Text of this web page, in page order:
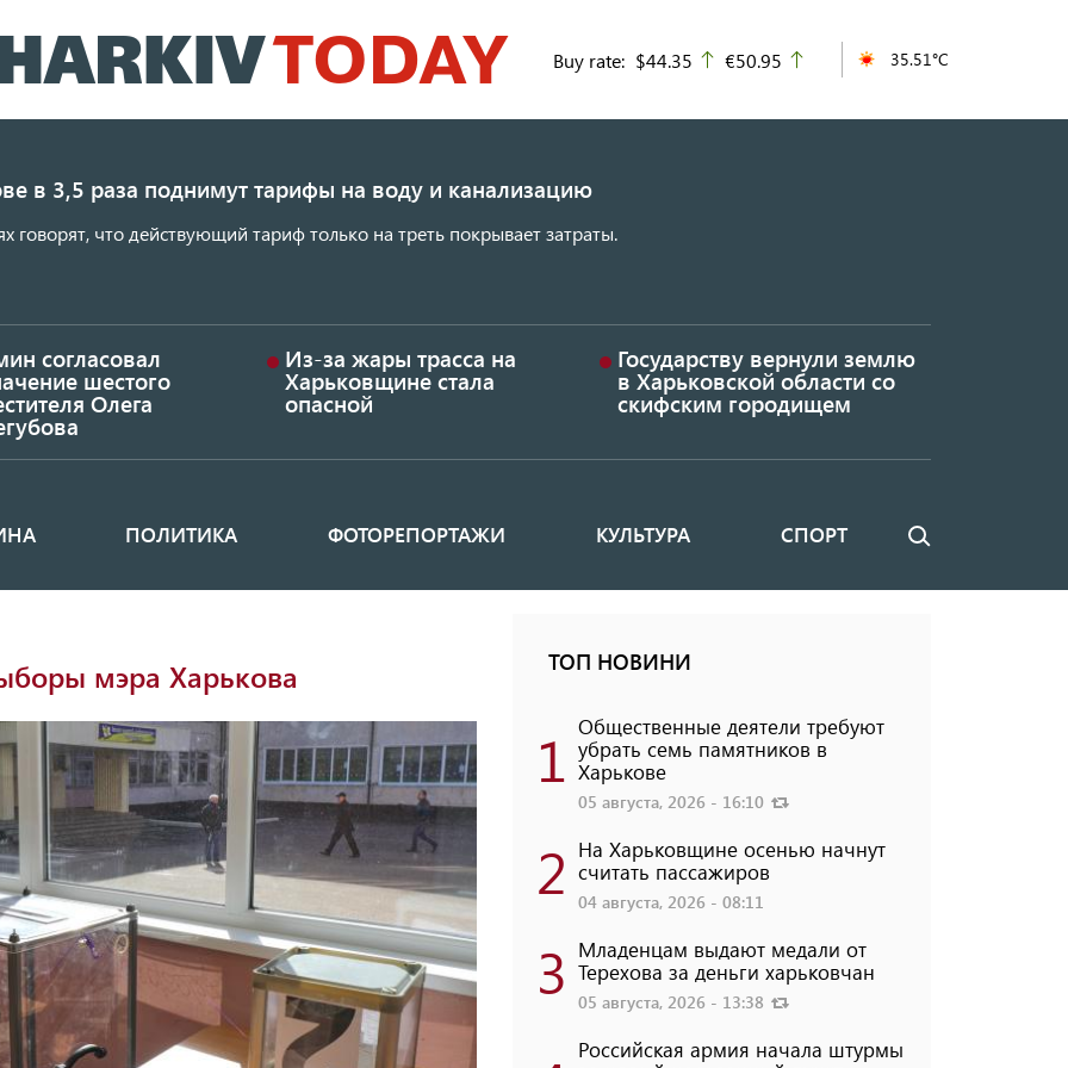
к
основному
Buy rate: $44.35 up
€50.95 35.51°C
в 3,5 раза поднимут тарифы на воду и канализацию
говорят, что действующий тариф только на треть покрывает затраты.
согласовал
шестого
Олега
Из-за жары трасса на
Харьковщине стала
опасной
Государству вернули землю
в Харьковской области со
скифским городищем
ПОЛИТИКА ФОТОРЕПОРТАЖИ КУЛЬТУРА СПОРТ Поиск
мэра Харькова ТОП НОВИНИ
1 Общественные деятели требуют
убрать семь памятников в
Харькове
05 августа, 2026 - 16:10
2 На Харьковщине осенью начнут
считать пассажиров
04 августа, 2026 - 08:11
3 Младенцам выдают медали от
Терехова за деньги харьковчан
05 августа, 2026 - 13:38
Российская армия начала штурмы